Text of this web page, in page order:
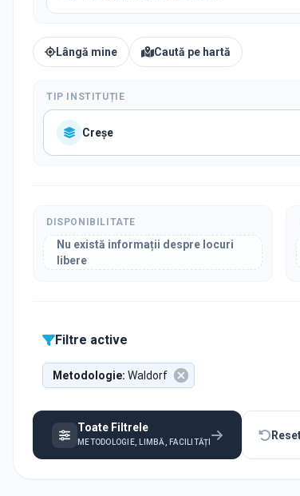
Lângă mine Caută pe hartă
TIP INSTITUȚIE
Creșe
DISPONIBILITATE
Nu există informații despre locuri
libere
Filtre active
Metodologie: Waldorf
Toate Filtrele
METODOLOGIE, LIMBĂ, FACILITĂȚI